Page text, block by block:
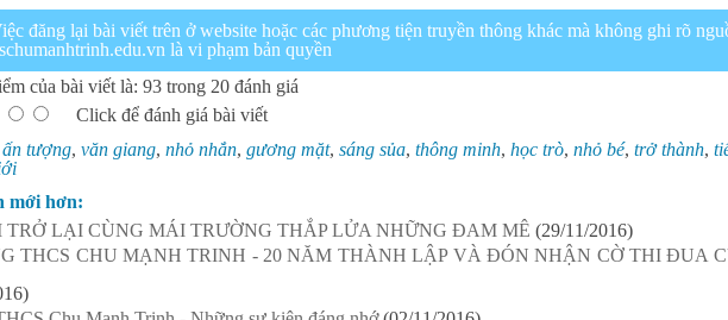
đăng lại bài viết trên ở website hoặc các phương tiện truyền thông khác mà không ghi rõ
là vi phạm bản quyền
của bài viết là: 93 trong 20 đánh giá
Click để đánh giá bài viết
ấn tượng, văn giang, nhỏ nhắn, gương mặt, sáng sủa, thông minh, học trò, nhỏ bé, trở thành,
mới hơn:
TRỞ LẠI CÙNG MÁI TRƯỜNG THẮP LỬA NHỮNG ĐAM MÊ (29/11/2016)
THCS CHU MẠNH TRINH - 20 NĂM THÀNH LẬP VÀ ĐÓN NHẬN CỜ THI ĐUA